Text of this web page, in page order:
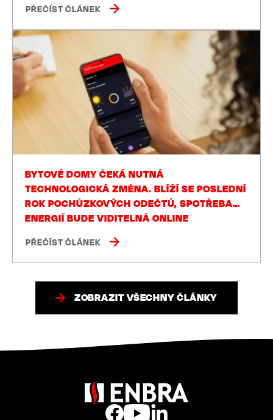
PŘEČÍST ČLÁNEK
BYTOVÉ DOMY ČEKÁ NUTNÁ
TECHNOLOGICKÁ ZMĚNA. BLÍŽÍ SE POSLEDNÍ
ROK POCHŮZKOVÝCH ODEČTŮ, SPOTŘEBA
ENERGIÍ BUDE VIDITELNÁ ONLINE
PŘEČÍST ČLÁNEK
ZOBRAZIT VŠECHNY ČLÁNKY